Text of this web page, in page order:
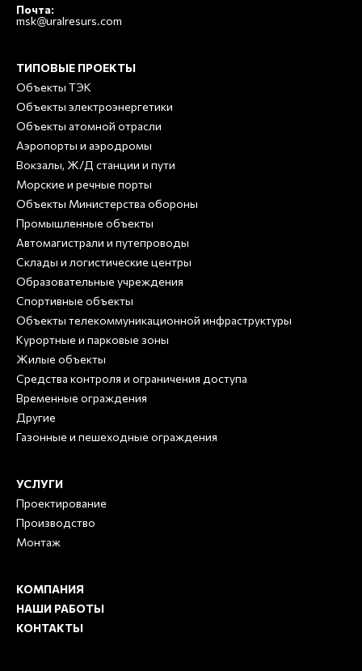
Почта:
msk@uralresurs.com
ТИПОВЫЕ ПРОЕКТЫ
Объекты ТЭК
Объекты электроэнергетики
Объекты атомной отрасли
Аэропорты и аэродромы
Вокзалы, Ж/Д станции и пути
Морские и речные порты
Объекты Министерства обороны
Промышленные объекты
Автомагистрали и путепроводы
Склады и логистические центры
Образовательные учреждения
Спортивные объекты
Объекты телекоммуникационной инфраструктуры
Курортные и парковые зоны
Жилые объекты
Средства контроля и ограничения доступа
Временные ограждения
Другие
Газонные и пешеходные ограждения
УСЛУГИ
Проектирование
Производство
Монтаж
КОМПАНИЯ
НАШИ РАБОТЫ
КОНТАКТЫ